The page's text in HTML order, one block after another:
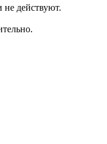
не действуют.